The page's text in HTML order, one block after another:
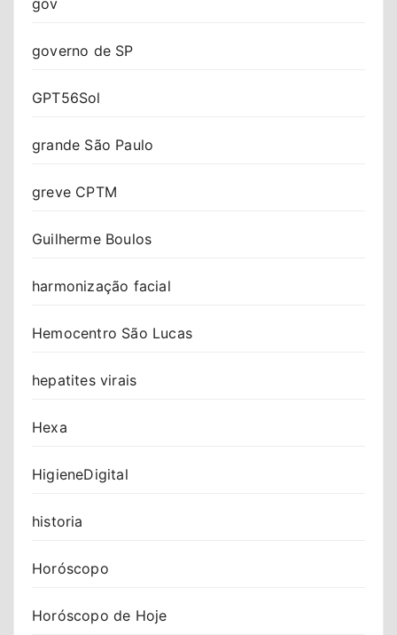
governo de SP
GPT56Sol
grande São Paulo
greve CPTM
Guilherme Boulos
harmonização facial
Hemocentro São Lucas
hepatites virais
Hexa
HigieneDigital
historia
Horóscopo
Horóscopo de Hoje